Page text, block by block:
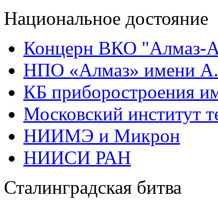
Национальное достояние
Концерн ВКО "Алмаз-
НПО «Алмаз» имени
КБ приборостроения
Московский институт
НИИМЭ и Микрон
НИИСИ РАН
Сталинградская битва